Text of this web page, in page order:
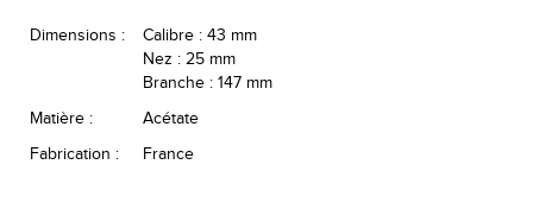
Dimensions :
Calibre : 43 mm
Nez : 25 mm
Branche : 147 mm
Matière :
Acétate
Fabrication :
France